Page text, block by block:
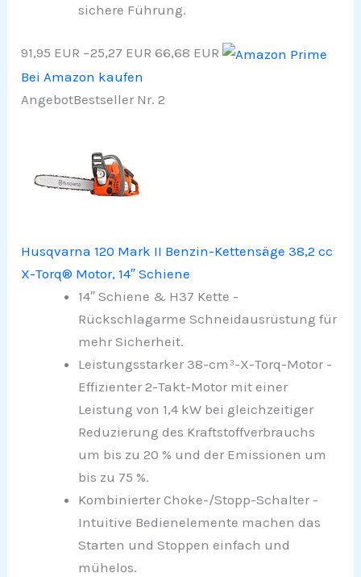
sichere Führung.
91,95 EUR −25,27 EUR 66,68 EUR
Bei Amazon kaufen
AngebotBestseller Nr. 2
Husqvarna 120 Mark II Benzin-Kettensäge 38,2 cc
X-Torq® Motor, 14″ Schiene
14″ Schiene & H37 Kette -
Rückschlagarme Schneidausrüstung für
mehr Sicherheit.
Leistungsstarker 38-cm³-X-Torq-Motor -
Effizienter 2-Takt-Motor mit einer
Leistung von 1,4 kW bei gleichzeitiger
Reduzierung des Kraftstoffverbrauchs
um bis zu 20 % und der Emissionen um
bis zu 75 %.
Kombinierter Choke-/Stopp-Schalter -
Intuitive Bedienelemente machen das
Starten und Stoppen einfach und
mühelos.